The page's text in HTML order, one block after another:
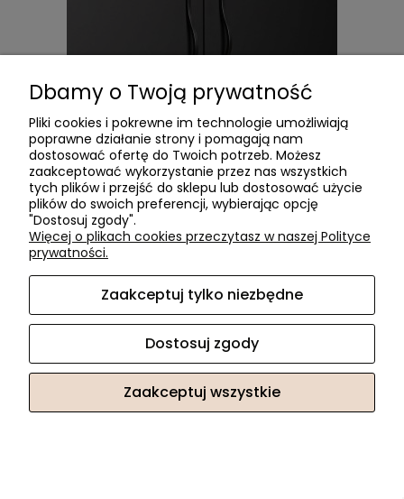
VIEFE Uchwyt BRAVE 0452 długi niesymetryczny czarny
mat /WARIANTY/
89,11 zł
3 4 5
Niepozornie ważny element, który może nadać meblom
Dbamy o Twoją prywatność
Pliki cookies i pokrewne im technologie umożliwiają
poprawne działanie strony i pomagają nam
dostosować ofertę do Twoich potrzeb. Możesz
zaakceptować wykorzystanie przez nas wszystkich
tych plików i przejść do sklepu lub dostosować użycie
plików do swoich preferencji, wybierając opcję
"Dostosuj zgody".
Więcej o plikach cookies przeczytasz w naszej Polityce
prywatności.
Zaakceptuj tylko niezbędne
Dostosuj zgody
Zaakceptuj wszystkie